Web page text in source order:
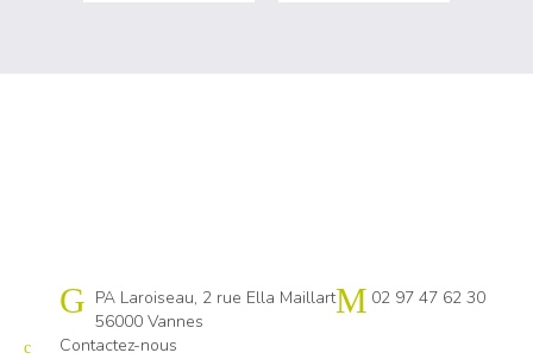
Cap emploi 56
PA Laroiseau, 2 rue Ella Maillart
56000 Vannes
02 97 47 62 30
Contactez-nous